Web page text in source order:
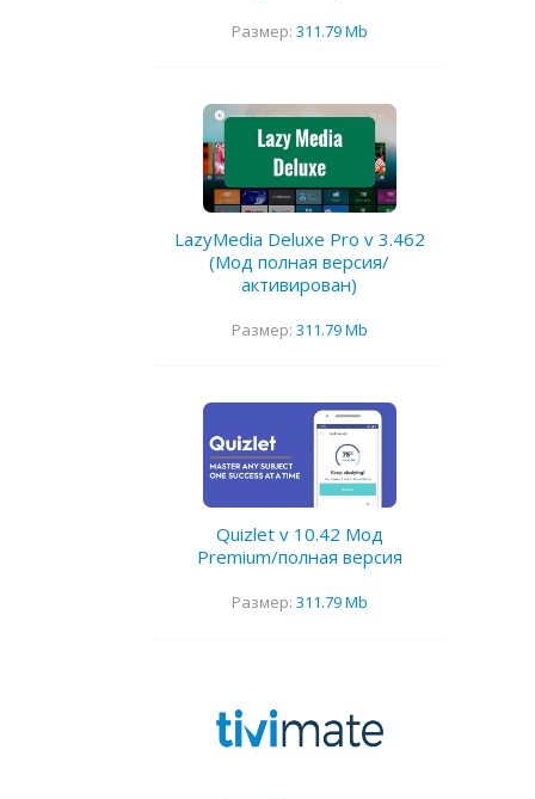
Размер: 311.79 Mb
LazyMedia Deluxe Pro v 3.462
(Мод полная версия/
активирован)
Размер: 311.79 Mb
Quizlet v 10.42 Мод
Premium/полная версия
Размер: 311.79 Mb